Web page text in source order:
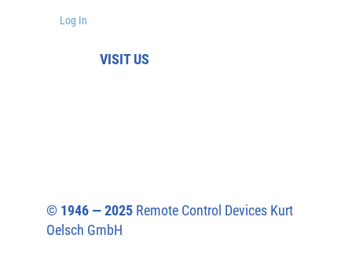
Log In
© 1946 — 2025Remote Control Devices Kurt
Oelsch GmbH
VISIT US